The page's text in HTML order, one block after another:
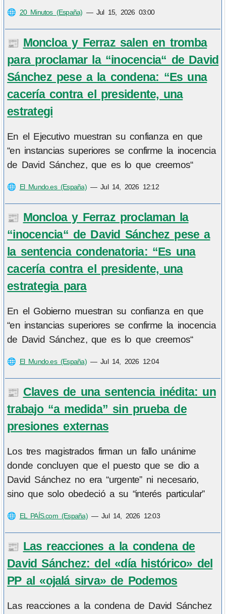
🌐 20 Minutos (España) —Jul 15, 2026 03:00
📰 Moncloa y Ferraz salen en tromba
para proclamar la “inocencia“ de David
Sánchez pese a la condena: “Es una
cacería contra el presidente, una
estrategi
En el Ejecutivo muestran su confianza en que
“en instancias superiores se confirme la inocencia
de David Sánchez, que es lo que creemos“
🌐 El Mundo.es (España)—Jul 14, 2026 12:12
📰 Moncloa y Ferraz proclaman la
“inocencia“ de David Sánchez pese a
la sentencia condenatoria: “Es una
cacería contra el presidente, una
estrategia para
En el Gobierno muestran su confianza en que
“en instancias superiores se confirme la inocencia
de David Sánchez, que es lo que creemos“
🌐 El Mundo.es (España)—Jul 14, 2026 12:04
📰 Claves de una sentencia inédita: un
trabajo “a medida” sin prueba de
presiones externas
Los tres magistrados firman un fallo unánime
donde concluyen que el puesto que se dio a
David Sánchez no era “urgente” ni necesario,
sino que solo obedeció a su “interés particular”
🌐 EL PAÍS.com (España)—Jul 14, 2026 12:03
📰 Las reacciones a la condena de
David Sánchez: del «día histórico» del
PP al «ojalá sirva» de Podemos
Las reacciones a la condena de David Sánchez